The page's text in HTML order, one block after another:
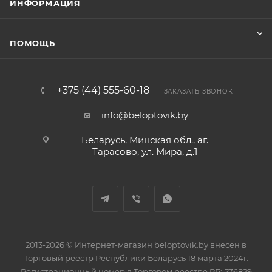
ИНФОРМАЦИЯ
ПОМОЩЬ
+375 (44) 555-60-18 ЗАКАЗАТЬ ЗВОНОК
info@beloptovik.by
Беларусь, Минская обл., аг.
Тарасово, ул. Мира, д.1
2013-2026 © Интернет-магазин beloptovik.by внесен в
Торговый реестр Республики Беларусь 18 марта 2024г.